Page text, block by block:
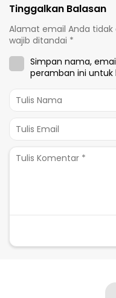
Tinggalkan Balasan
Alamat email Anda tidak
wajib ditandai *
Simpan nama,
peramban ini untuk